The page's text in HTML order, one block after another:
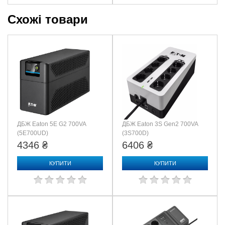
108
Коммуникационные средства и средства
администрирования
Панель управления
Светодиодный дисплей с индикаторами on line (работы от
сети) : on battery (работы от батарей)
Звуковой сигнал
Сигнал перехода в режим работы от аккумуляторов :
особый сигнал исчерпания заряда батарей : непрерывный
сигнал перегрузки
Защита от всплесков напряжения и фильтрация шумов
Рейтинг энергии всплеска
Физические параметры
Максимальная ширина
140MM, 14.0cm
Схожі товари
ДБЖ Eaton 5E G2 700VA
(5E700UD)
4346 ₴
КУПИТИ
ДБЖ Eaton 3S Gen2 700VA
(3S700D)
6406 ₴
КУПИТИ